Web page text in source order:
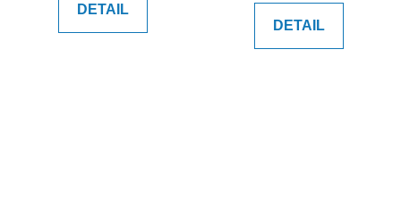
DETAIL
DETAIL